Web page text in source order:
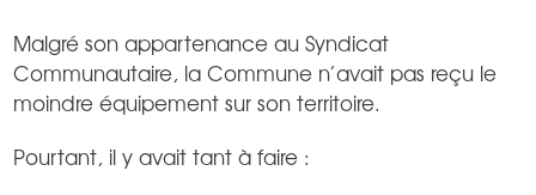
Malgré son appartenance au Syndicat
Communautaire, la Commune n’avait pas reçu le
moindre équipement sur son territoire.
Pourtant, il y avait tant à faire :